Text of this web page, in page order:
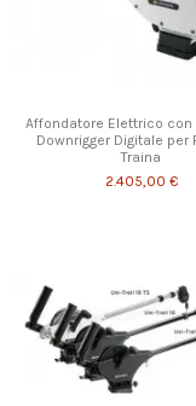
Affondatore Elettrico con
Downrigger Digitale per
Traina
2.405,00 €